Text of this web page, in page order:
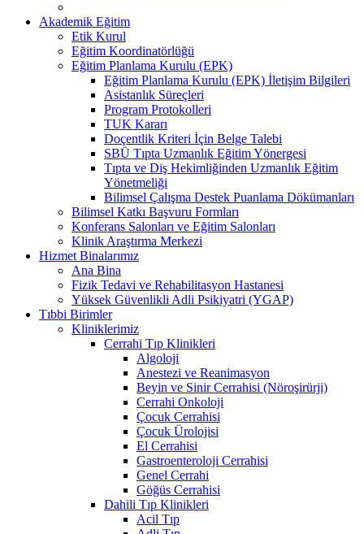
Akademik Eğitim
Etik Kurul
Eğitim Koordinatörlüğü
Eğitim Planlama Kurulu (EPK)
Eğitim Planlama Kurulu (EPK) İletişim Bilgileri
Asistanlık Süreçleri
Program Protokolleri
TUK Kararı
Doçentlik Kriteri İçin Belge Talebi
SBÜ Tıpta Uzmanlık Eğitim Yönergesi
Tıpta ve Diş Hekimliğinden Uzmanlık Eğitim
Yönetmeliği
Bilimsel Çalışma Destek Puanlama Dökümanları
Bilimsel Katkı Başvuru Formları
Konferans Salonları ve Eğitim Salonları
Klinik Araştırma Merkezi
Hizmet Binalarımız
Ana Bina
Fizik Tedavi ve Rehabilitasyon Hastanesi
Yüksek Güvenlikli Adli Psikiyatri (YGAP)
Tıbbi Birimler
Kliniklerimiz
Cerrahi Tıp Klinikleri
Algoloji
Anestezi ve Reanimasyon
Beyin ve Sinir Cerrahisi (Nöroşirürji)
Cerrahi Onkoloji
Çocuk Cerrahisi
Çocuk Ürolojisi
El Cerrahisi
Gastroenteroloji Cerrahisi
Genel Cerrahi
Göğüs Cerrahisi
Dahili Tıp Klinikleri
Acil Tıp